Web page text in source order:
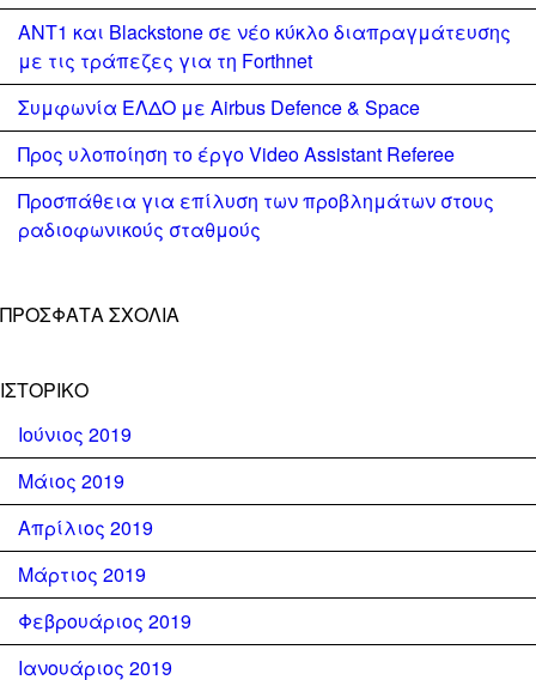
ΑΝΤ1 και Blackstone σε νέο κύκλο διαπραγμάτευσης
με τις τράπεζες για τη Forthnet
Συμφωνία ΕΛΔΟ με Airbus Defence & Space
Προς υλοποίηση το έργο Video Assistant Referee
Προσπάθεια για επίλυση των προβλημάτων στους
ραδιοφωνικούς σταθμούς
ΠΡΌΣΦΑΤΑ ΣΧΌΛΙΑ
ΙΣΤΟΡΙΚΌ
Ιούνιος 2019
Μάιος 2019
Απρίλιος 2019
Μάρτιος 2019
Φεβρουάριος 2019
Ιανουάριος 2019